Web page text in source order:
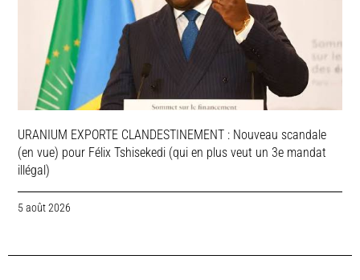
URANIUM EXPORTE CLANDESTINEMENT : Nouveau scandale
(en vue) pour Félix Tshisekedi (qui en plus veut un 3e mandat
illégal)
5 août 2026